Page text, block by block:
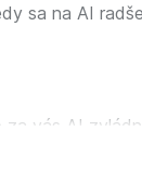
sa na AI
vás AI